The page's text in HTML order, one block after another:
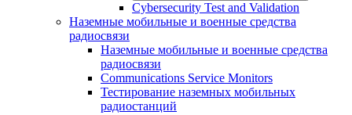
Cybersecurity Test and Validation
Наземные мобильные и военные средства
радиосвязи
Наземные мобильные и военные средства
радиосвязи
Communications Service Monitors
Тестирование наземных мобильных
радиостанций